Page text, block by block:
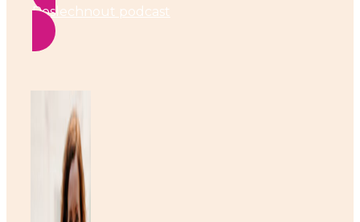
Poslechnout podcast